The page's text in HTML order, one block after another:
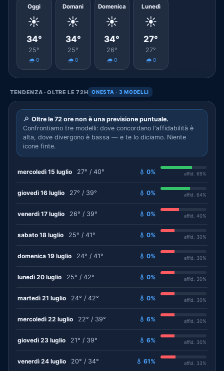
Oggi
☀️
34°
25°
🌧️ 0
Domani
☀️
34°
25°
🌧️ 0
Domenica
☀️
34°
26°
🌧️ 0
Lunedì
☀️
27°
27°
🌧️ 0
TENDENZA · OLTRE LE 72H ONESTA · 3 MODELLI
🔎 Oltre le 72 ore non è una previsione puntuale.
Confrontiamo tre modelli: dove concordano l'affidabilità è
alta, dove divergono è bassa — e te lo diciamo. Niente
icone finte.
mercoledì 15 luglio 27° / 40° 💧 0% affid. 69%
giovedì 16 luglio 27° / 39° 💧 0% affid. 64%
venerdì 17 luglio 26° / 39° 💧 0% affid. 40%
sabato 18 luglio 25° / 41° 💧 0% affid. 30%
domenica 19 luglio 24° / 41° 💧 0% affid. 30%
lunedì 20 luglio 25° / 42° 💧 0% affid. 30%
martedì 21 luglio 24° / 42° 💧 0% affid. 30%
mercoledì 22 luglio 22° / 39° 💧 6% affid. 30%
giovedì 23 luglio 21° / 39° 💧 6% affid. 30%
venerdì 24 luglio 20° / 34° 💧 61% affid. 33%